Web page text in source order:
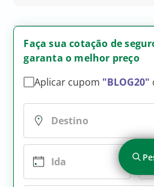
Faça sua cotação de
garanta o melhor preço
Aplicar cupom "BLOG20"